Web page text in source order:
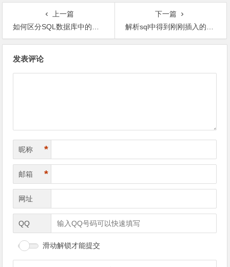
上一篇
如何区分SQL数据库中的主键与外键_MsSql
下一篇
解析sql中得到刚刚插入的数据的id_MsSql
发表评论
昵称 *
邮箱 *
网址
QQ
滑动解锁才能提交